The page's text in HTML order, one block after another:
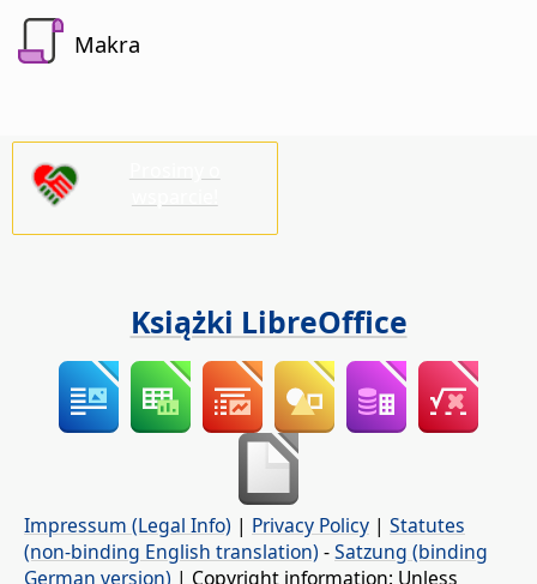
Makra
Książki LibreOffice
Impressum (Legal Info) | Privacy Policy | Statutes
(non-binding English translation) -Satzung (binding
German version) | Copyright information: Unless